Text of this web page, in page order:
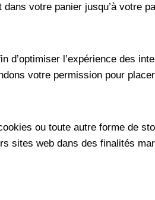
votre panier jusqu’à votre
d’optimiser l’expérience des
votre permission pour
ou toute autre forme de
sites web dans des finalités